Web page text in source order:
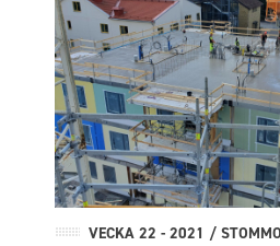
VECKA 22 - 2021 /